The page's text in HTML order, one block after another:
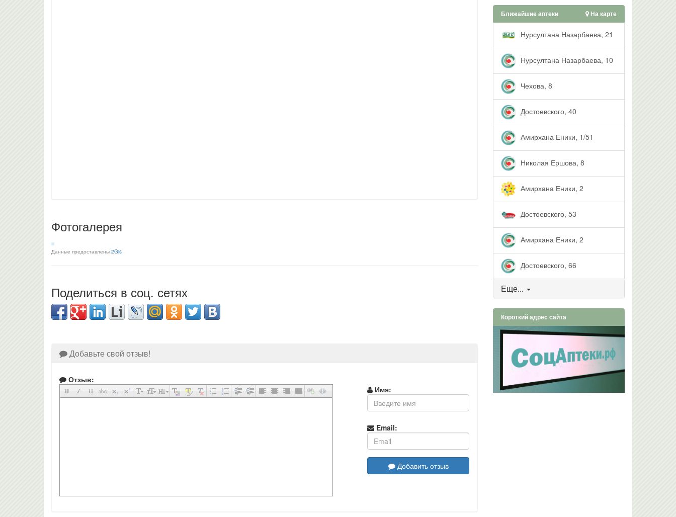
Фотогалерея
Данные предоставлены 2Gis
Поделиться в соц. сетях
Добавьте свой отзыв!
Отзыв:
Имя:
Email:
Добавить отзыв
Ближайшие аптеки На карте
Нурсултана Назарбаева, 21
Нурсултана Назарбаева, 10
Чехова, 8
Достоевского, 40
Амирхана Еники, 1/51
Николая Ершова, 8
Амирхана Еники, 2
Достоевского, 53
Амирхана Еники, 2
Достоевского, 66
Еще...
Короткий адрес сайта